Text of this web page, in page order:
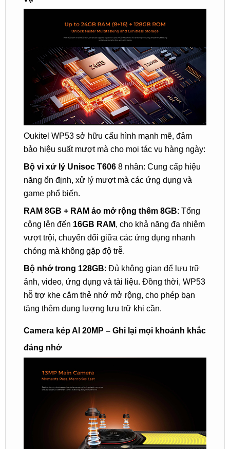
Oukitel WP53 sở hữu cấu hình mạnh mẽ, đảm
bảo hiệu suất mượt mà cho mọi tác vụ hàng ngày:
Bộ vi xử lý Unisoc T606 8 nhân: Cung cấp hiệu
năng ổn định, xử lý mượt mà các ứng dụng và
game phổ biến.
RAM 8GB + RAM ảo mở rộng thêm 8GB: Tổng
cộng lên đến 16GB RAM, cho khả năng đa nhiệm
vượt trội, chuyển đổi giữa các ứng dụng nhanh
chóng mà không gặp độ trễ.
Bộ nhớ trong 128GB: Đủ không gian để lưu trữ
ảnh, video, ứng dụng và tài liệu. Đồng thời, WP53
hỗ trợ khe cắm thẻ nhớ mở rộng, cho phép bạn
tăng thêm dung lượng lưu trữ khi cần.
Camera kép AI 20MP – Ghi lại mọi khoảnh khắc
đáng nhớ